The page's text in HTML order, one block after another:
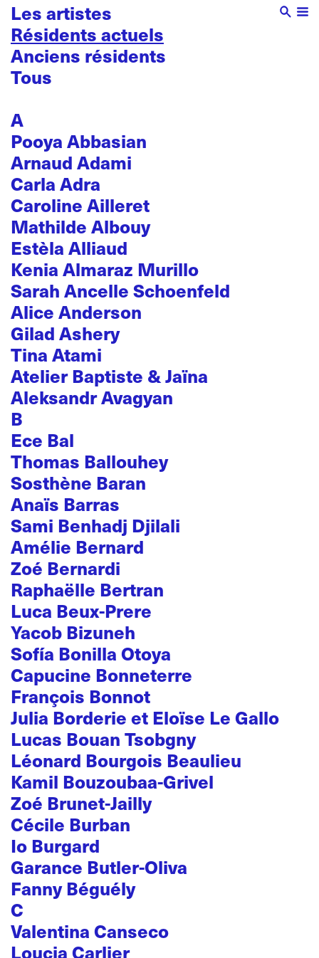
Les artistes
Résidents actuels
Anciens résidents
Tous
A
Pooya Abbasian
Arnaud Adami
Carla Adra
Caroline Ailleret
Mathilde Albouy
Estèla Alliaud
Kenia Almaraz Murillo
Sarah Ancelle Schoenfeld
Alice Anderson
Gilad Ashery
Tina Atami
Atelier Baptiste & Jaïna
Aleksandr Avagyan
B
Ece Bal
Thomas Ballouhey
Sosthène Baran
Anaïs Barras
Sami Benhadj Djilali
Amélie Bernard
Zoé Bernardi
Raphaëlle Bertran
Luca Beux-Prere
Yacob Bizuneh
Sofía Bonilla Otoya
Capucine Bonneterre
François Bonnot
Julia Borderie et Eloïse Le Gallo
Lucas Bouan Tsobgny
Léonard Bourgois Beaulieu
Kamil Bouzoubaa-Grivel
Zoé Brunet-Jailly
Cécile Burban
Io Burgard
Garance Butler-Oliva
Fanny Béguély
C
Valentina Canseco
Loucia Carlier